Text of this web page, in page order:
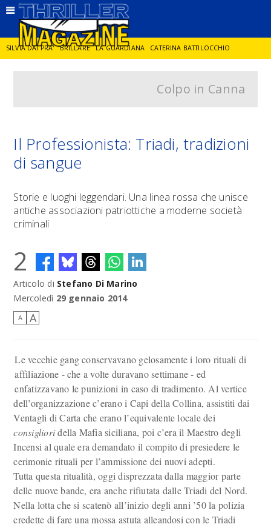
SILVIA DAI PRA' BRILLARE LA GUARDIANA CATERINA BATTILOCCHIO
GIANCARLO DE CATALDO
Colpo in Canna
Il Professionista: Triadi, tradizioni
di sangue
Storie e luoghi leggendari. Una linea rossa che unisce
antiche associazioni patriottiche a moderne società
criminali
2
Articolo di Stefano Di Marino
Mercoledì 29 gennaio 2014
A A
Le vecchie gang conservavano gelosamente i loro rituali di
affiliazione - che a volte duravano settimane - ed
enfatizzavano le punizioni in caso di tradimento. Al vertice
dell’organizzazione c’erano i Capi della Collina, assistiti dai
Ventagli di Carta che erano l’equivalente locale dei
consiglioridella Mafia siciliana, poi c’era il Maestro degli
Incensi al quale era demandato il compito di presiedere le
cerimonie rituali per l’ammissione dei nuovi adepti.
Tutta questa ritualità, oggi disprezzata dalla maggior parte
delle nuove bande, era anche rifiutata dalle Triadi del Nord.
Nella lotta che si scatenò all’inizio degli anni ’50 la polizia
credette di fare una mossa astuta alleandosi con le Triadi